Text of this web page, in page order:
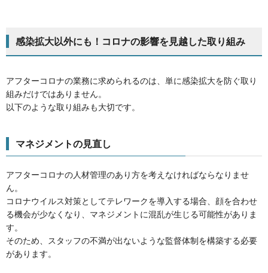
感染拡大以外にも！コロナの影響を見越した取り組み
アフターコロナの業務に求められるのは、単に感染拡大を防ぐ取り
組みだけではありません。
以下のような取り組みも大切です。
マネジメントの見直し
アフターコロナの人材管理のあり方を考えなければならなりませ
ん。
コロナウイルス対策としてテレワークを導入する場合、顔を合わせ
る機会が少なくなり、マネジメントに混乱が生じる可能性がありま
す。
そのため、スタッフの不満が出ないような監督体制を構築する必要
があります。